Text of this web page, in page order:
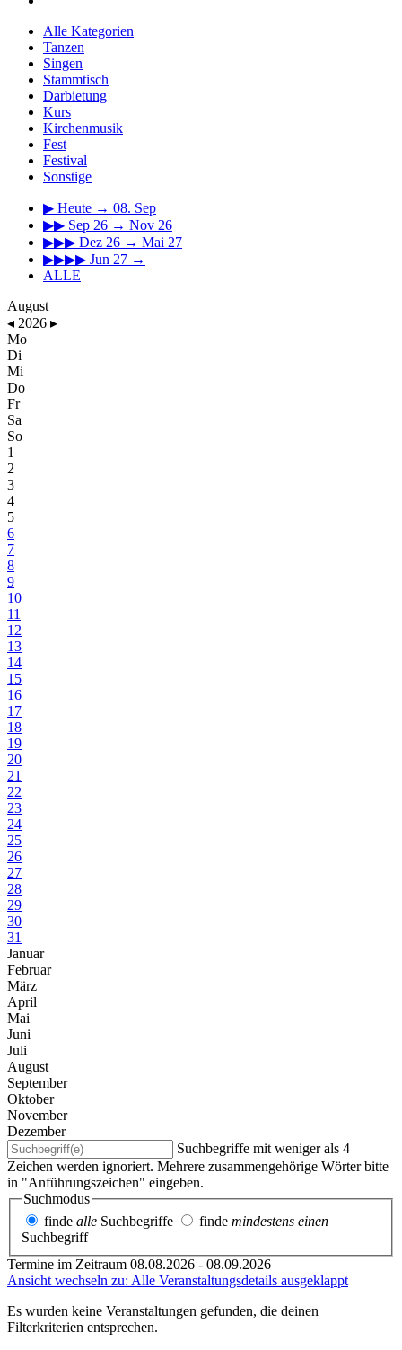
Alle Kategorien
Tanzen
Singen
Stammtisch
Darbietung
Kurs
Kirchenmusik
Fest
Festival
Sonstige
▶ Heute → 08. Sep
▶▶ Sep 26 → Nov 26
▶▶▶ Dez 26 → Mai 27
▶▶▶▶ Jun 27 →
ALLE
August
◂ 2026 ▸
Mo
Di
Mi
Do
Fr
Sa
So
1
2
3
4
5
6
7
8
9
10
11
12
13
14
15
16
17
18
19
20
21
22
23
24
25
26
27
28
29
30
31
Januar
Februar
März
April
Mai
Juni
Juli
August
September
Oktober
November
Dezember
Suchbegriffe mit weniger als 4
Zeichen werden ignoriert. Mehrere zusammengehörige Wörter bitte
in "Anführungszeichen" eingeben.
Suchmodus
finde alle Suchbegriffe finde mindestens einen
Suchbegriff
Termine im Zeitraum 08.08.2026 - 08.09.2026
Ansicht wechseln zu: Alle Veranstaltungsdetails ausgeklappt
Es wurden keine Veranstaltungen gefunden, die deinen
Filterkriterien entsprechen.